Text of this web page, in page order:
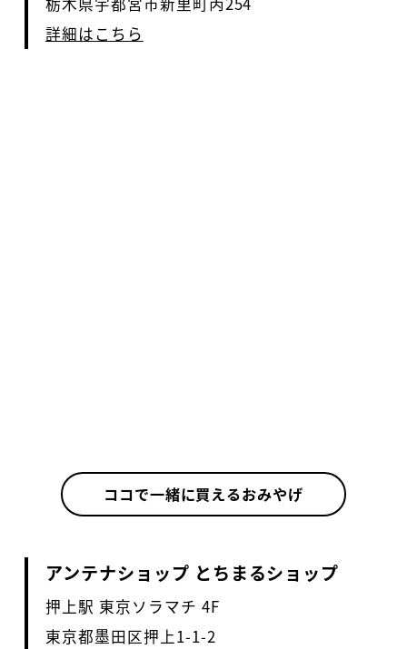
詳細はこちら
ココで一緒に買えるおみやげ
アンテナショップ とちまるショップ
押上駅 東京ソラマチ 4F
東京都墨田区押上1-1-2